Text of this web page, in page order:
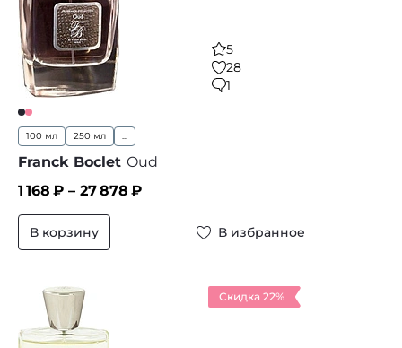
5
28
1
100 мл 250 мл ...
Franck Boclet Oud
1 168 ₽ – 27 878 ₽
В корзину В избранное
Скидка 22%